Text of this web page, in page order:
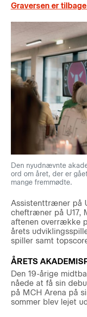
Graversen er
Den nyudnævnte
ord om året, der er
mange fremmødte.
Assistenttræner på
cheftræner på U17,
aftenen overrække
årets
spiller samt
ÅRETS
Den 19-årige
nåede at få sin
på MCH Arena på
sommer blev lejet